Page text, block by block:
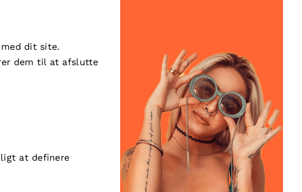
dit site.
dem til at afslutte
at definere